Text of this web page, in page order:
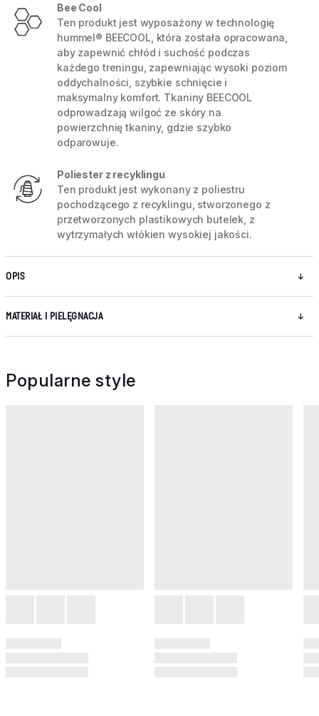
Bee Cool
Ten produkt jest wyposażony w technologię
hummel® BEECOOL, która została opracowana,
aby zapewnić chłód i suchość podczas
każdego treningu, zapewniając wysoki poziom
oddychalności, szybkie schnięcie i
maksymalny komfort. Tkaniny BEECOOL
odprowadzają wilgoć ze skóry na
powierzchnię tkaniny, gdzie szybko
odparowuje.
Poliester z recyklingu
Ten produkt jest wykonany z poliestru
pochodzącego z recyklingu, stworzonego z
przetworzonych plastikowych butelek, z
wytrzymałych włókien wysokiej jakości.
OPIS
MATERIAŁ I PIELĘGNACJA
Popularne style